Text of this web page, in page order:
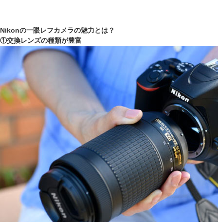
Nikonの一眼レフカメラの魅力とは？
①交換レンズの種類が豊富